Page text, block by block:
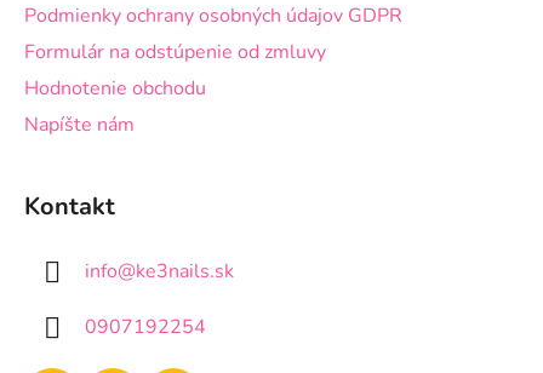
Podmienky ochrany osobných údajov GDPR
Formulár na odstúpenie od zmluvy
Hodnotenie obchodu
Napíšte nám
Kontakt
info@ke3nails.sk
0907192254